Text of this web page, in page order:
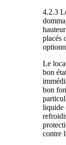
4.2.3
placés
Le
bon
bon
liquide
contre